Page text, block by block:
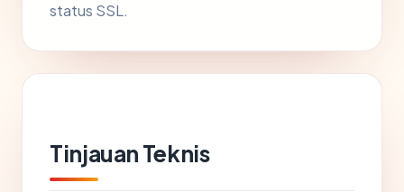
status SSL.
Tinjauan Teknis